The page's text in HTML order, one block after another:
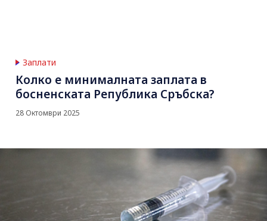
Заплати
Колко е минималната заплата в
босненската Република Сръбска?
28 Октомври 2025